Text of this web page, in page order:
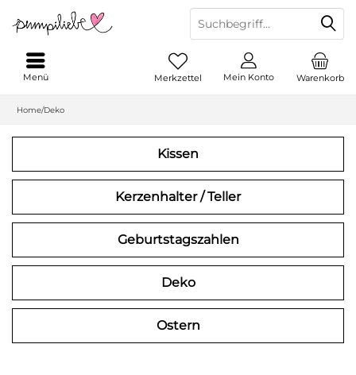
Warenkorb
Merkzettel Mein Konto
Menü
Home/Deko
Kissen
Kerzenhalter / Teller
Geburtstagszahlen
Deko
Ostern